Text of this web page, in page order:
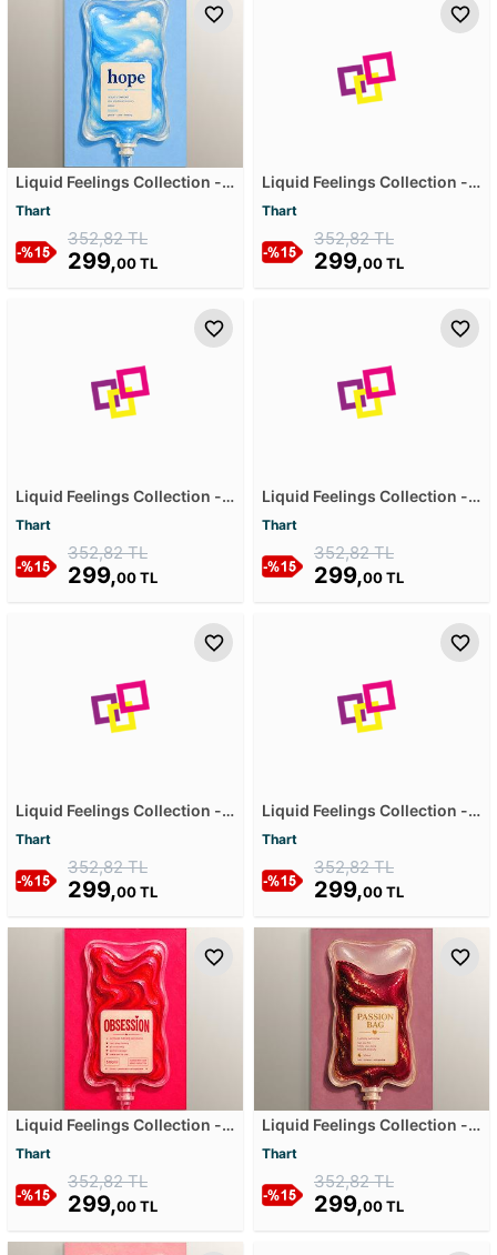
Liquid Feelings Collection -
Thart
352,82 TL
299,00 TL
Liquid Feelings Collection -
Thart
352,82 TL
299,00 TL
Liquid Feelings Collection -
Thart
352,82 TL
299,00 TL
Liquid Feelings Collection -
Thart
352,82 TL
299,00 TL
Liquid Feelings Collection -
Thart
352,82 TL
299,00 TL
Liquid Feelings Collection -
Thart
352,82 TL
299,00 TL
Liquid Feelings Collection -
Thart
352,82 TL
299,00 TL
Liquid Feelings Collection -
Thart
352,82 TL
299,00 TL